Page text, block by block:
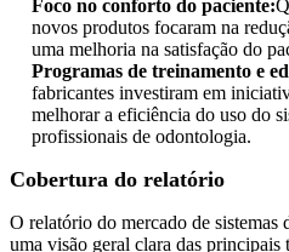
Foco no conforto do paciente:
novos produtos focaram na
uma melhoria na satisfação do
Programas de treinamento e
fabricantes investiram em
melhorar a eficiência do uso do
profissionais de odontologia.
Cobertura do relatório
O relatório do mercado de sistemas
uma visão geral clara das principais